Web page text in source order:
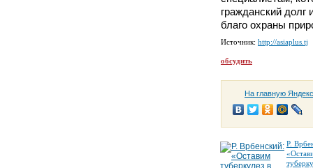
гражданский долг
благо охраны
Источник: http://asiaplus.tj
обсудить
На главную
Р.